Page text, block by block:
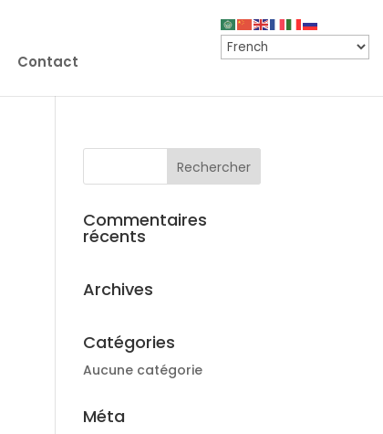
Contact
Commentaires
récents
Archives
Catégories
Aucune catégorie
Méta